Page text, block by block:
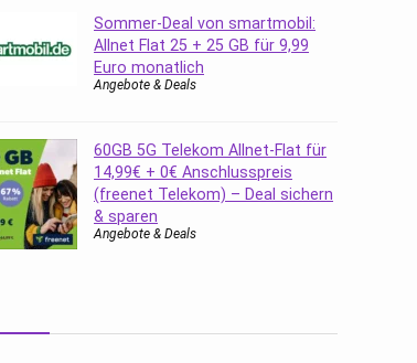
Sommer-Deal von smartmobil:
Allnet Flat 25 + 25 GB für 9,99
Euro monatlich
Angebote & Deals
60GB 5G Telekom Allnet-Flat für
14,99€ + 0€ Anschlusspreis
(freenet Telekom) – Deal sichern
& sparen
Angebote & Deals